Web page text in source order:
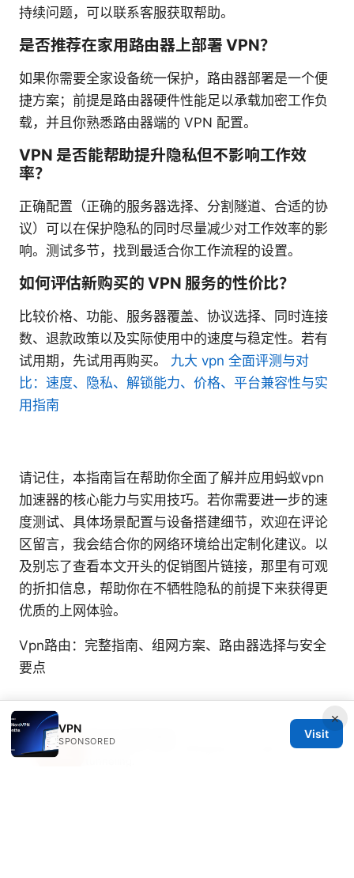
持续问题，可以联系客服获取帮助。
是否推荐在家用路由器上部署 VPN？
如果你需要全家设备统一保护，路由器部署是一个便
捷方案；前提是路由器硬件性能足以承载加密工作负
载，并且你熟悉路由器端的 VPN 配置。
VPN 是否能帮助提升隐私但不影响工作效
率？
正确配置（正确的服务器选择、分割隧道、合适的协
议）可以在保护隐私的同时尽量减少对工作效率的影
响。测试多节，找到最适合你工作流程的设置。
如何评估新购买的 VPN 服务的性价比？
比较价格、功能、服务器覆盖、协议选择、同时连接
数、退款政策以及实际使用中的速度与稳定性。若有
试用期，先试用再购买。 九大 vpn 全面评测与对
比：速度、隐私、解锁能力、价格、平台兼容性与实
用指南
请记住，本指南旨在帮助你全面了解并应用蚂蚁vpn
加速器的核心能力与实用技巧。若你需要进一步的速
度测试、具体场景配置与设备搭建细节，欢迎在评论
区留言，我会结合你的网络环境给出定制化建议。以
及别忘了查看本文开头的促销图片链接，那里有可观
的折扣信息，帮助你在不牺牲隐私的前提下来获得更
优质的上网体验。
Vpn路由：完整指南、组网方案、路由器选择与安全
要点
Soren Zatsepin
Soren writes about Wireguard and split
×
VPN
SPONSORED
Visit